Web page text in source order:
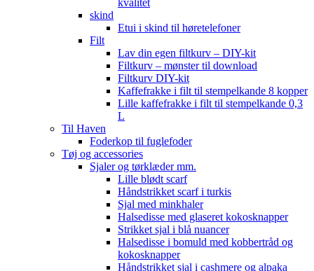
kvalitet
skind
Etui i skind til høretelefoner
Filt
Lav din egen filtkurv – DIY-kit
Filtkurv – mønster til download
Filtkurv DIY-kit
Kaffefrakke i filt til stempelkande 8 kopper
Lille kaffefrakke i filt til stempelkande 0,3
L
Til Haven
Foderkop til fuglefoder
Tøj og accessories
Sjaler og tørklæder mm.
Lille blødt scarf
Håndstrikket scarf i turkis
Sjal med minkhaler
Halsedisse med glaseret kokosknapper
Strikket sjal i blå nuancer
Halsedisse i bomuld med kobbertråd og
kokosknapper
Håndstrikket sjal i cashmere og alpaka